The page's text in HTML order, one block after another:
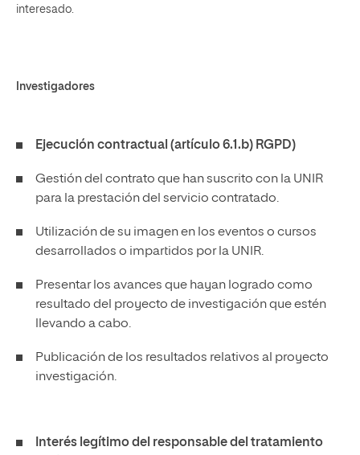
interesado.
Investigadores
Ejecución contractual (artículo 6.1.b) RGPD)
Gestión del contrato que han suscrito con la UNIR
para la prestación del servicio contratado.
Utilización de su imagen en los eventos o cursos
desarrollados o impartidos por la UNIR.
Presentar los avances que hayan logrado como
resultado del proyecto de investigación que estén
llevando a cabo.
Publicación de los resultados relativos al proyecto
investigación.
Interés legítimo del responsable del tratamiento